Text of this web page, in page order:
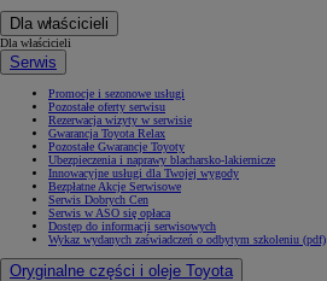
Dla właścicieli
Dla właścicieli
Serwis
Promocje i sezonowe usługi
Pozostałe oferty serwisu
Rezerwacja wizyty w serwisie
Gwarancja Toyota Relax
Pozostałe Gwarancje Toyoty
Ubezpieczenia i naprawy blacharsko-lakiernicze
Innowacyjne usługi dla Twojej wygody
Bezpłatne Akcje Serwisowe
Serwis Dobrych Cen
Serwis w ASO się opłaca
Dostęp do informacji serwisowych
Wykaz wydanych zaświadczeń o odbytym szkoleniu (pdf)
Oryginalne części i oleje Toyota